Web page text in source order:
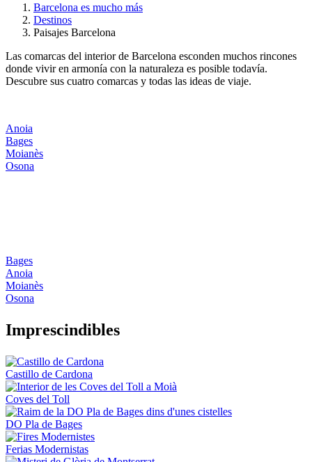
Barcelona es mucho más
Destinos
Paisajes Barcelona
Las comarcas del interior de Barcelona esconden muchos rincones
donde vivir en armonía con la naturaleza es posible todavía.
Descubre sus cuatro comarcas y todas las ideas de viaje.
Anoia
Bages
Moianès
Osona
Bages
Anoia
Moianès
Osona
Imprescindibles
Castillo de Cardona
Coves del Toll
DO Pla de Bages
Ferias Modernistas